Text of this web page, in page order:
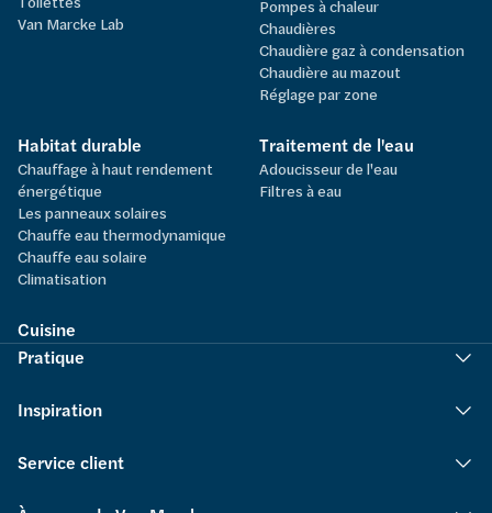
Van Marcke Lab
Pompes à chaleur
Chaudières
Chaudière gaz à condensation
Chaudière au mazout
Réglage par zone
Habitat durable
Chauffage à haut rendement
énergétique
Les panneaux solaires
Chauffe eau thermodynamique
Chauffe eau solaire
Climatisation
Traitement de l'eau
Adoucisseur de l'eau
Filtres à eau
Cuisine
Pratique
Inspiration
Service client